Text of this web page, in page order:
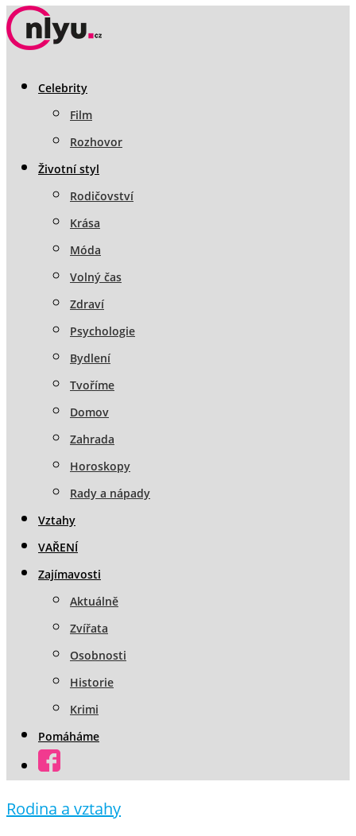
Celebrity
Film
Rozhovor
Životní styl
Rodičovství
Krása
Móda
Volný čas
Zdraví
Psychologie
Bydlení
Tvoříme
Domov
Zahrada
Horoskopy
Rady a nápady
Vztahy
VAŘENÍ
Zajímavosti
Aktuálně
Zvířata
Osobnosti
Historie
Krimi
Pomáháme
Rodina a vztahy